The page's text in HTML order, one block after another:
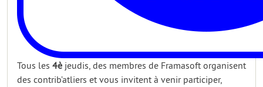
Tous les 4è jeudis, des membres de Framasoft organisent
des contrib’atliers et vous invitent à venir participer,